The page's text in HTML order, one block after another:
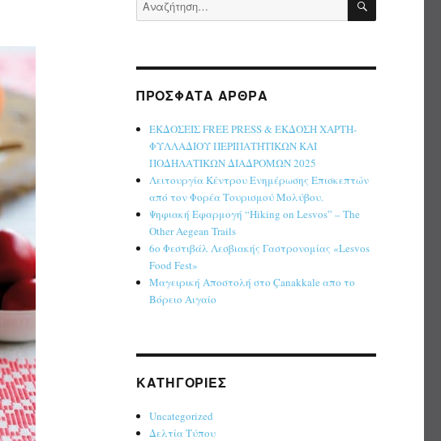
για:
ΠΡΌΣΦΑΤΑ ΆΡΘΡΑ
ΕΚΔΟΣΕΙΣ FREE PRESS & ΕΚΔΟΣΗ ΧΑΡΤΗ-
ΦΥΛΛΑΔΙΟΥ ΠΕΡΙΠΑΤΗΤΙΚΩΝ ΚΑΙ
ΠΟΔΗΛΑΤΙΚΩΝ ΔΙΑΔΡΟΜΩΝ 2025
Λειτουργία Κέντρου Ενημέρωσης Επισκεπτών
από τον Φορέα Τουρισμού Μολύβου.
Ψηφιακή Εφαρμογή “Hiking on Lesvos” – The
Other Aegean Trails
6ο Φεστιβάλ Λεσβιακής Γαστρονομίας «Lesvos
Food Fest»
Μαγειρική Αποστολή στο Çanakkale απο το
Βόρειο Αιγαίο
KΑΤΗΓΟΡΊΕΣ
Uncategorized
Δελτία Τύπου